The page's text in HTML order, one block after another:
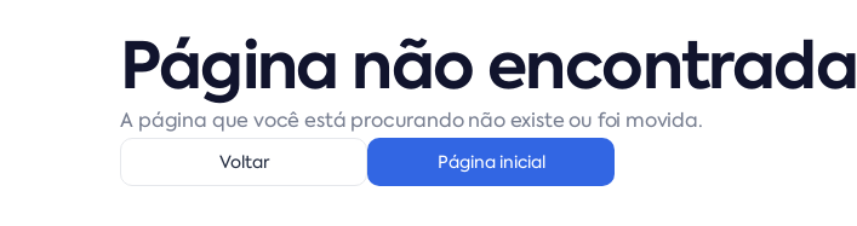
Página não encontrada
A página que você está procurando não existe ou foi movida.
Voltar Página inicial